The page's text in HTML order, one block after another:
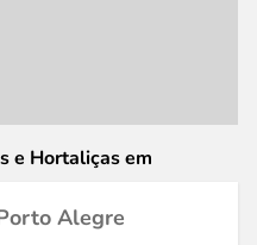
e Hortaliças em
Alegre